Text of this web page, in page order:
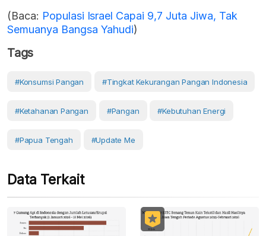
(Baca: Populasi Israel Capai 9,7 Juta Jiwa, Tak
Semuanya Bangsa Yahudi)
Tags
#konsumsi Pangan #Tingkat Kekurangan Pangan Indonesia
#Ketahanan Pangan #Pangan #Kebutuhan Energi
#Papua Tengah #Update Me
Data Terkait